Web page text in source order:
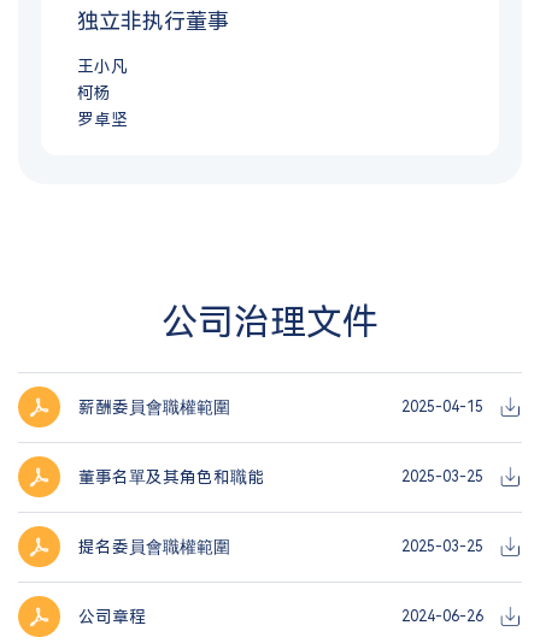
独立非执行董事
王小凡
柯杨
罗卓坚
公司治理文件
薪酬委員會職權範圍 2025-04-15
董事名單及其角色和職能 2025-03-25
提名委員會職權範圍 2025-03-25
公司章程 2024-06-26